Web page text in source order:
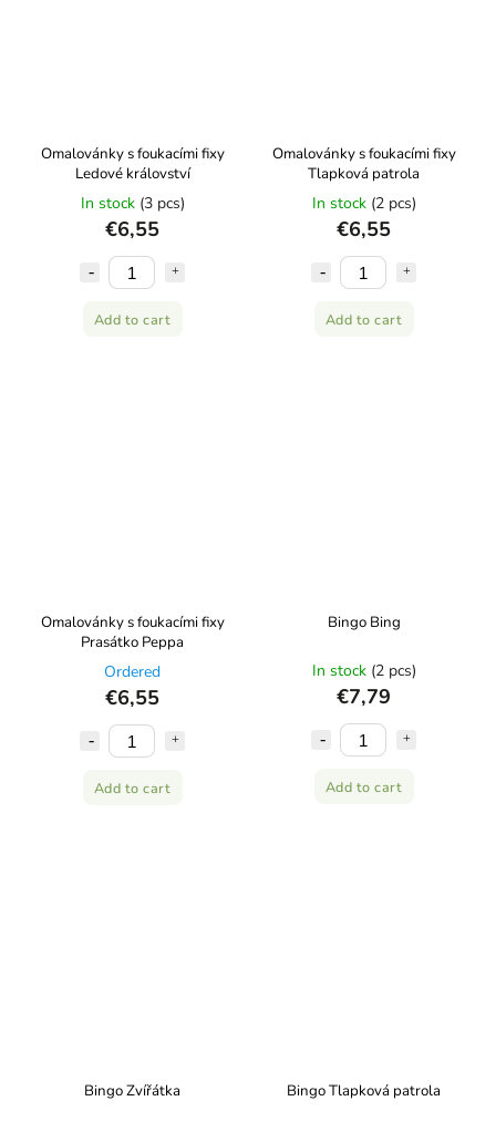
Omalovánky s foukacími fixy
Ledové království
In stock (3 pcs)
€6,55
Add to cart
Omalovánky s foukacími fixy
Tlapková patrola
In stock (2 pcs)
€6,55
Add to cart
Omalovánky s foukacími fixy
Prasátko Peppa
Ordered
€6,55
Add to cart
Bingo Bing
In stock (2 pcs)
€7,79
Add to cart
Bingo Zvířátka Bingo Tlapková patrola